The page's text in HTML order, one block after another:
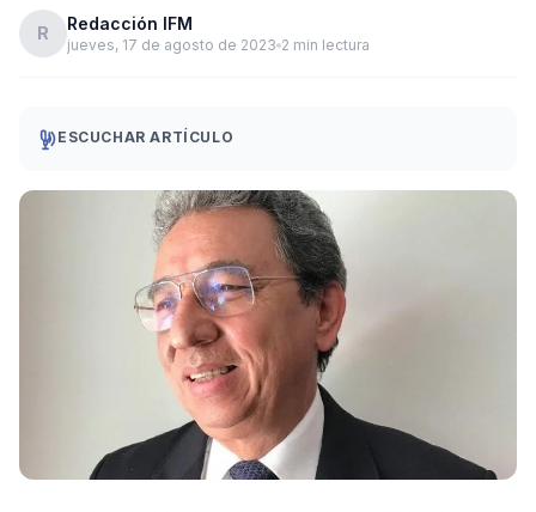
R Redacción IFM
jueves, 17 de agosto de 2023 2 min lectura
ESCUCHAR ARTÍCULO